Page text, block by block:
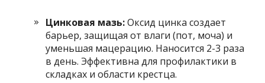
Цинковая мазь:Оксид цинка создает
барьер, защищая от влаги (пот, моча) и
уменьшая мацерацию. Наносится 2-3 раза
в день. Эффективна для профилактики в
складках и области крестца.